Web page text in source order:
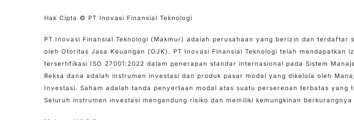
Hak Cipta © PT Inovasi Finansial Teknologi
PT Inovasi Finansial Teknologi (Makmur) adalah perusahaan yang berizin dan terdaftar
oleh Otoritas Jasa Keuangan (OJK). PT Inovasi Finansial Teknologi telah
tersertifikasi ISO 27001:2022 dalam penerapan standar internasional pada Sistem
Reksa dana adalah instrumen investasi dan produk pasar modal yang dikelola oleh
Investasi. Saham adalah tanda penyertaan modal atas suatu persereoan terbatas
Seluruh instrumen investasi mengandung risiko dan memiliki kemungkinan